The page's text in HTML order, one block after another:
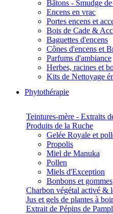
Bâtons - Smudge
Encens en vrac
Portes encens et
Bois de Cade &
Baguettes d'encens
Cônes d'encens et
Parfums d'ambiance
Herbes, racines et
Kits de Nettoyage
Phytothérapie
Teintures-mère - Extraits
Produits de la Ruche
Gelée Royale et
Propolis
Miel de Manuka
Pollen
Miels d'Exception
Bonbons et gommes
Charbon végétal activé &
Jus et gels de plantes à
Extrait de Pépins de